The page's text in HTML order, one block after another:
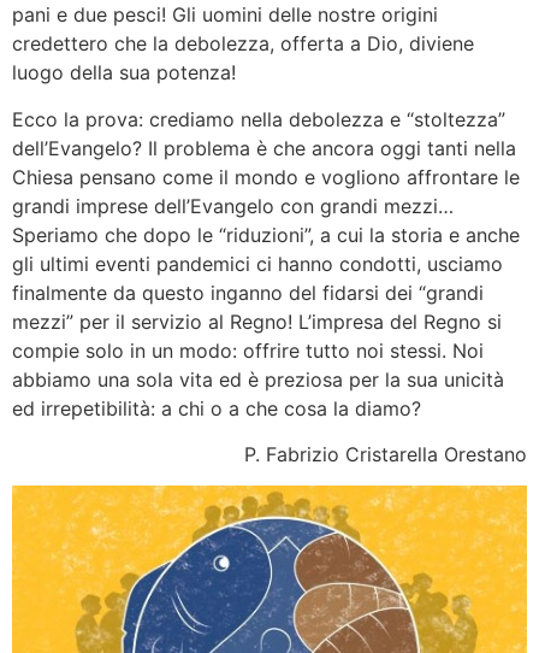
pani e due pesci! Gli uomini delle nostre origini
credettero che la debolezza, offerta a Dio, diviene
luogo della sua potenza!
Ecco la prova: crediamo nella debolezza e “stoltezza”
dell’Evangelo? Il problema è che ancora oggi tanti nella
Chiesa pensano come il mondo e vogliono affrontare le
grandi imprese dell’Evangelo con grandi mezzi…
Speriamo che dopo le “riduzioni”, a cui la storia e anche
gli ultimi eventi pandemici ci hanno condotti, usciamo
finalmente da questo inganno del fidarsi dei “grandi
mezzi” per il servizio al Regno! L’impresa del Regno si
compie solo in un modo: offrire tutto noi stessi. Noi
abbiamo una sola vita ed è preziosa per la sua unicità
ed irrepetibilità: a chi o a che cosa la diamo?
P. Fabrizio Cristarella Orestano